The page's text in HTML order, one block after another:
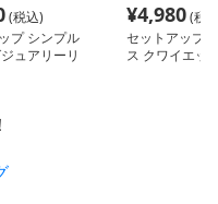
(税込)
プ シンプル
ュアリーリ
¥4,980(税
セットアップ
ス クワイエッ